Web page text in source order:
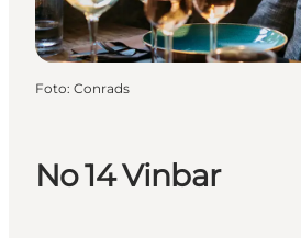
No 14 Vinbar
Foto: Conrads